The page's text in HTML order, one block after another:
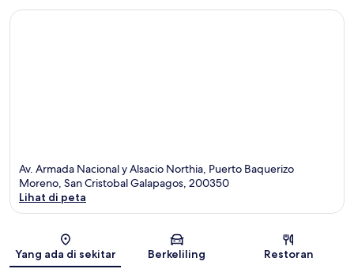
Av. Armada Nacional y Alsacio Northia, Puerto Baquerizo
Moreno, San Cristobal Galapagos, 200350
Lihat di peta
Yang ada di sekitar Berkeliling Restoran